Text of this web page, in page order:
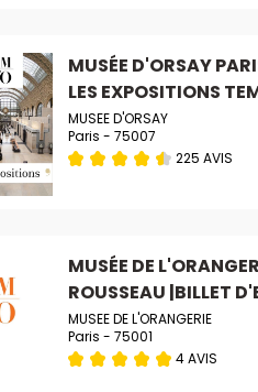
MUSÉE D'ORSAY
LES EXPOSITIONS
MUSEE D'ORSAY
Paris - 75007
225 AVIS
MUSÉE DE
ROUSSEAU |BILLET
MUSEE DE L'ORANGERIE
Paris - 75001
4 AVIS